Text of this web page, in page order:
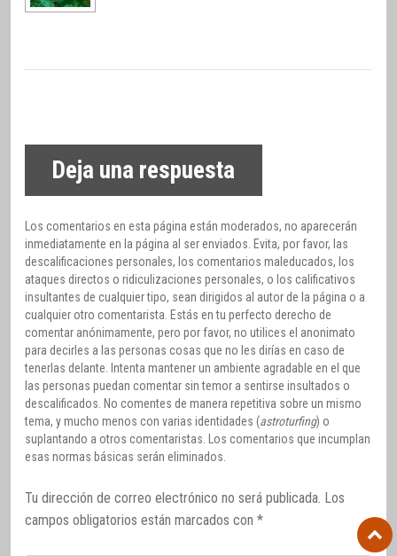
Deja una respuesta
Los comentarios en esta página están moderados, no aparecerán
inmediatamente en la página al ser enviados. Evita, por favor, las
descalificaciones personales, los comentarios maleducados, los
ataques directos o ridiculizaciones personales, o los calificativos
insultantes de cualquier tipo, sean dirigidos al autor de la página o a
cualquier otro comentarista. Estás en tu perfecto derecho de
comentar anónimamente, pero por favor, no utilices el anonimato
para decirles a las personas cosas que no les dirías en caso de
tenerlas delante. Intenta mantener un ambiente agradable en el que
las personas puedan comentar sin temor a sentirse insultados o
descalificados. No comentes de manera repetitiva sobre un mismo
tema, y mucho menos con varias identidades (astroturfing) o
suplantando a otros comentaristas. Los comentarios que incumplan
esas normas básicas serán eliminados.
Tu dirección de correo electrónico no será publicada. Los
campos obligatorios están marcados con *